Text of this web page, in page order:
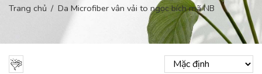
Trang chủ Da Microfiber vân vải to ngọc bích mã NB